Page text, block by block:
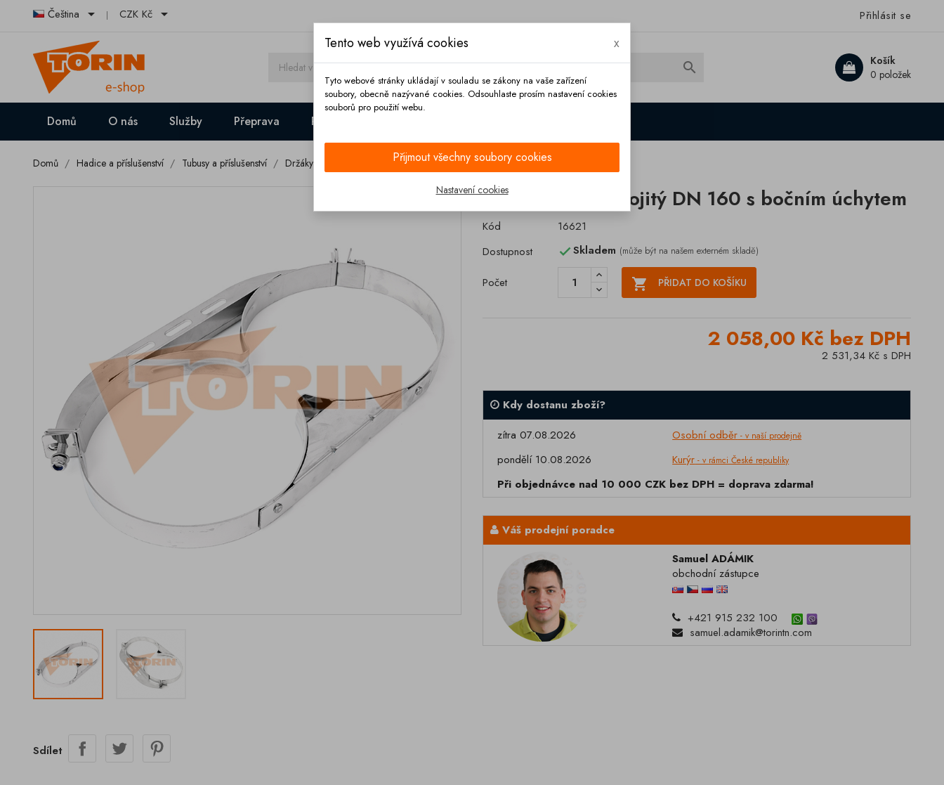
Čeština  CZK Kč  Přihlásit se
Košík
0 položek

Domů O nás Služby Přeprava Platba
Domů Hadice a příslušenství Tubusy a příslušenství Držáky Držák tubusu dvojitý DN 160 s bočním úchytem
Držák tubusu dvojitý DN 160 s bočním úchytem
Kód
16621
Dostupnost
Skladem (může být na našem externém skladě)
Počet  PŘIDAT DO KOŠÍKU
2 058,00 Kč bez DPH
2 531,34 Kč s DPH
Kdy dostanu zboží?
zítra 07.08.2026
Osobní odběr - v naší prodejně
pondělí 10.08.2026 Kurýr - v rámci České republiky
Při objednávce nad 10 000 CZK bez DPH = doprava zdarma!
Váš prodejní poradce
Samuel ADÁMIK
obchodní zástupce
+421 915 232 100
samuel.adamik@torintn.com
Sdílet
Tento web využívá cookies x
Tyto webové stránky ukládají v souladu se zákony na vaše zařízení
soubory, obecně nazývané cookies. Odsouhlaste prosím nastavení cookies
souborů pro použití webu.
Přijmout všechny soubory cookies
Nastavení cookies